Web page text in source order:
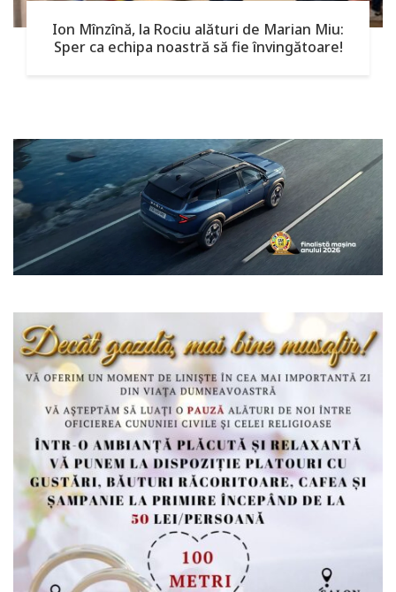
Ion Mînzînă, la Rociu alături de Marian Miu:
Sper ca echipa noastră să fie învingătoare!